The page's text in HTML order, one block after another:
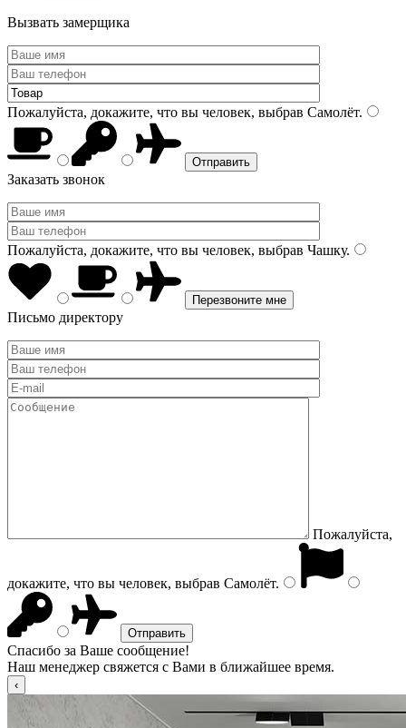
Вызвать замерщика
Пожалуйста, докажите, что вы человек, выбрав Самолёт.
Заказать звонок
Пожалуйста, докажите, что вы человек, выбрав Чашку.
Письмо директору
Пожалуйста,
докажите, что вы человек, выбрав Самолёт.
Спасибо за Ваше сообщение!
Наш менеджер свяжется с Вами в ближайшее время.